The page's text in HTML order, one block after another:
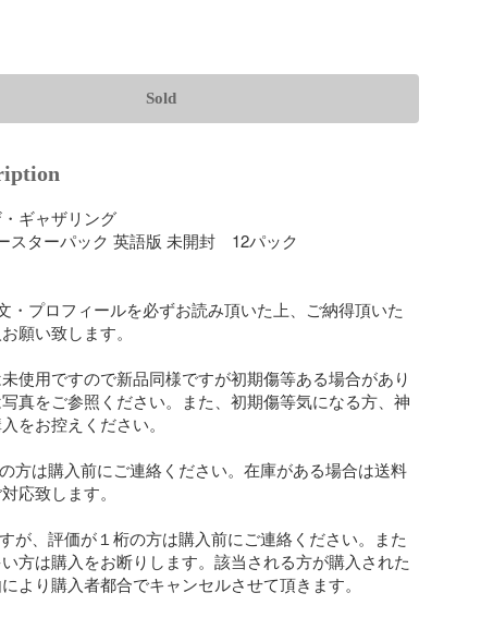
Sold
ギャザリング
スターパック 英語版 未開封　12パック
・プロフィールを必ずお読み頂いた上、ご納得頂いた
願い致します。
使用ですので新品同様ですが初期傷等ある場合があり
真をご参照ください。また、初期傷等気になる方、神
をお控えください。
方は購入前にご連絡ください。在庫がある場合は送料
応致します。
が、評価が１桁の方は購入前にご連絡ください。また
方は購入をお断りします。該当される方が購入された
より購入者都合でキャンセルさせて頂きます。